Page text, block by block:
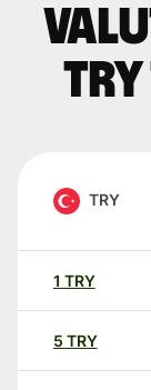
TRY
1 TRY
5 TRY